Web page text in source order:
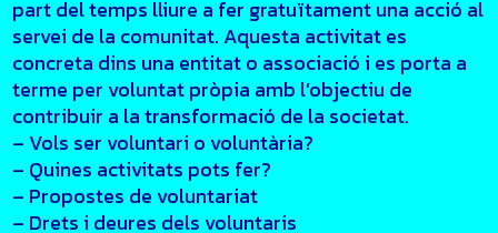
part del temps lliure a fer gratuïtament una acció al
servei de la comunitat. Aquesta activitat es
concreta dins una entitat o associació i es porta a
terme per voluntat pròpia amb l’objectiu de
contribuir a la transformació de la societat.
– Vols ser voluntari o voluntària?
– Quines activitats pots fer?
– Propostes de voluntariat
– Drets i deures dels voluntaris